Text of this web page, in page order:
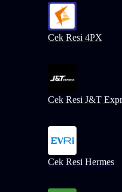
Cek Resi 4PX
Cek Resi J&T
Cek Resi Hermes